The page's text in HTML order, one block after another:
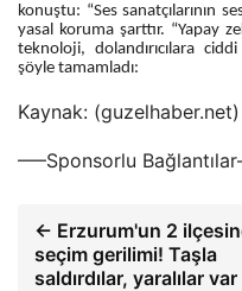
konuştu: “Ses sanatçılarının
yasal koruma şarttır. “Yapay
teknoloji, dolandırıcılara ciddi
şöyle tamamladı:
Kaynak:
—–Sponsorlu
← Erzurum'un 2
seçim gerilimi! Taşla
saldırdılar, yaralılar var